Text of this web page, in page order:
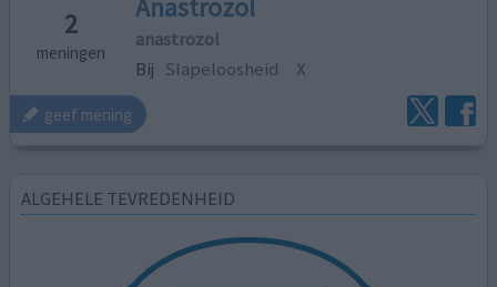
2
meningen
Anastrozol
anastrozol
Bij Slapeloosheid X
geef mening
ALGEHELE TEVREDENHEID